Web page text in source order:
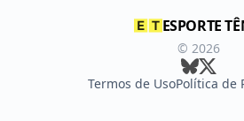
ESPORTE
© 2026
Termos de UsoPolítica de